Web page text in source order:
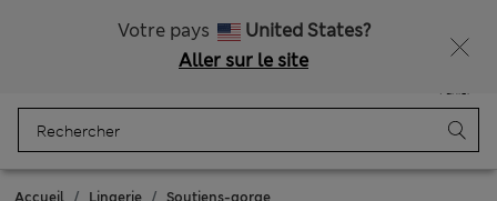
Votre pays
United States?
Aller sur le site
Panier